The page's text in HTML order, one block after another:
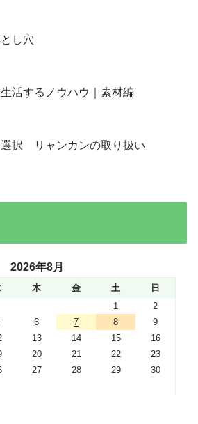
し穴
活するノウハウ｜素材編
択 リャンカンの取り扱い
2026年8月
木 金 土
日
1
2
6 7 8
9
13 14 15
16
20 21 22
23
27 28 29
30